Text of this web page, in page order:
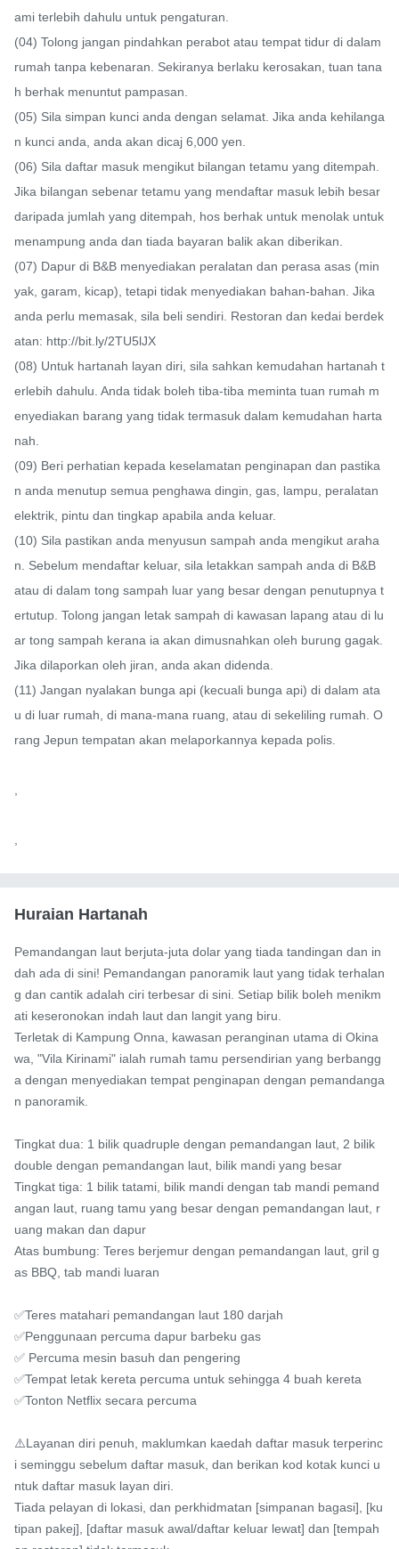
ami terlebih dahulu untuk pengaturan.
(04) Tolong jangan pindahkan perabot atau tempat tidur di dalam
rumah tanpa kebenaran. Sekiranya berlaku kerosakan, tuan tana
h berhak menuntut pampasan.
(05) Sila simpan kunci anda dengan selamat. Jika anda kehilanga
n kunci anda, anda akan dicaj 6,000 yen.
(06) Sila daftar masuk mengikut bilangan tetamu yang ditempah.
Jika bilangan sebenar tetamu yang mendaftar masuk lebih besar
daripada jumlah yang ditempah, hos berhak untuk menolak untuk
menampung anda dan tiada bayaran balik akan diberikan.
(07) Dapur di B&B menyediakan peralatan dan perasa asas (min
yak, garam, kicap), tetapi tidak menyediakan bahan-bahan. Jika
anda perlu memasak, sila beli sendiri. Restoran dan kedai berdek
atan: http://bit.ly/2TU5lJX
(08) Untuk hartanah layan diri, sila sahkan kemudahan hartanah t
erlebih dahulu. Anda tidak boleh tiba-tiba meminta tuan rumah m
enyediakan barang yang tidak termasuk dalam kemudahan harta
nah.
(09) Beri perhatian kepada keselamatan penginapan dan pastika
n anda menutup semua penghawa dingin, gas, lampu, peralatan
elektrik, pintu dan tingkap apabila anda keluar.
(10) Sila pastikan anda menyusun sampah anda mengikut araha
n. Sebelum mendaftar keluar, sila letakkan sampah anda di B&B
atau di dalam tong sampah luar yang besar dengan penutupnya t
ertutup. Tolong jangan letak sampah di kawasan lapang atau di lu
ar tong sampah kerana ia akan dimusnahkan oleh burung gagak.
Jika dilaporkan oleh jiran, anda akan didenda.
(11) Jangan nyalakan bunga api (kecuali bunga api) di dalam ata
u di luar rumah, di mana-mana ruang, atau di sekeliling rumah. O
rang Jepun tempatan akan melaporkannya kepada polis.
Huraian Hartanah
Pemandangan laut berjuta-juta dolar yang tiada tandingan dan in
dah ada di sini! Pemandangan panoramik laut yang tidak terhalan
g dan cantik adalah ciri terbesar di sini. Setiap bilik boleh menikm
ati keseronokan indah laut dan langit yang biru.
Terletak di Kampung Onna, kawasan peranginan utama di Okina
wa, "Vila Kirinami" ialah rumah tamu persendirian yang berbangg
a dengan menyediakan tempat penginapan dengan pemandanga
n panoramik.
Tingkat dua: 1 bilik quadruple dengan pemandangan laut, 2 bilik
double dengan pemandangan laut, bilik mandi yang besar
Tingkat tiga: 1 bilik tatami, bilik mandi dengan tab mandi pemand
angan laut, ruang tamu yang besar dengan pemandangan laut, r
uang makan dan dapur
Atas bumbung: Teres berjemur dengan pemandangan laut, gril g
as BBQ, tab mandi luaran
✅Teres matahari pemandangan laut 180 darjah
✅Penggunaan percuma dapur barbeku gas
✅ Percuma mesin basuh dan pengering
✅Tempat letak kereta percuma untuk sehingga 4 buah kereta
✅Tonton Netflix secara percuma
⚠️Layanan diri penuh, maklumkan kaedah daftar masuk terperinc
i seminggu sebelum daftar masuk, dan berikan kod kotak kunci u
ntuk daftar masuk layan diri.
Tiada pelayan di lokasi, dan perkhidmatan [simpanan bagasi], [ku
tipan pakej], [daftar masuk awal/daftar keluar lewat] dan [tempah